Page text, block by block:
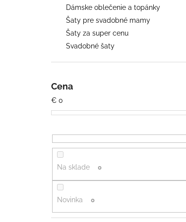
Dámske oblečenie a topánky
Šaty pre svadobné mamy
Šaty za super cenu
Svadobné šaty
Cena
€ 0
Na sklade 0
Novinka 0
DLHÉ SPOLOČENSKÉ ČOKOLÁDOVÉ
ŠATY S RUKÁVMI
€93